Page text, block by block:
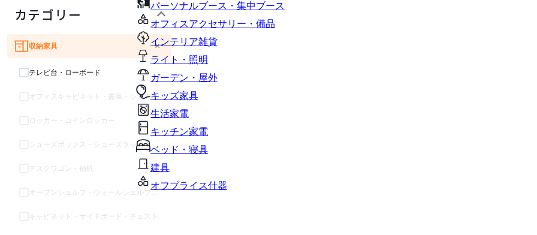
パーソナルブース・集中ブース
オフィスアクセサリー・備品
インテリア雑貨
ライト・照明
ガーデン・屋外
キッズ家具
生活家電
キッチン家電
ベッド・寝具
建具
オフプライス什器
カテゴリー
収納家具 ×
テレビ台・ローボード
オフィスキャビネット・書庫・システム収納
ロッカー・コインロッカー
シューズボックス・シューズラック
デスクワゴン・袖机
オープンシェルフ・ウォールシェルフ・ラック
キャビネット・サイドボード・チェスト